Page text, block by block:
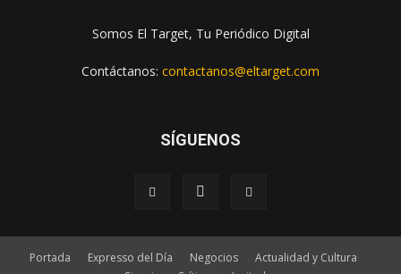
Somos El Target, Tu Periódico Digital
Contáctanos: contactanos@eltarget.com
SÍGUENOS
Portada Expresso del Día Negocios
Actualidad y Cultura